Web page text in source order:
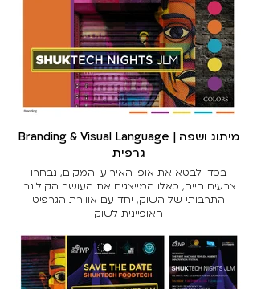
Branding & Visual Language | מיתוג ושפה
גרפית
בכדי לבטא את אופי האירוע והמקום, נבחרו
צבעים חיים, כאלו המייצגים את העושר הקולינרי
והתרבותי של השוק, יחד עם אווירת הגרפיטי
האופיינית לשוק
location, vibrant colors were chosen,
representing the culinary and cultural richness
of the market, along with the graffiti atmosphere
characteristic of Mahane Yehuda Market.